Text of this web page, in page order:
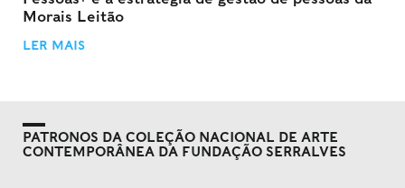
Morais Leitão
LER MAIS
PATRONOS DA COLEÇÃO NACIONAL DE ARTE
CONTEMPORÂNEA DA FUNDAÇÃO SERRALVES